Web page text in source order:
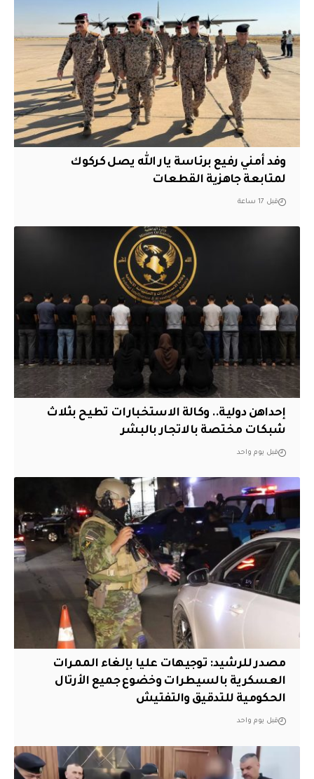
وفد أمني رفيع برئاسة يار الله يصل كركوك
لمتابعة جاهزية القطعات
قبل 17 ساعة
إحداهن دولية.. وكالة الاستخبارات تطيح بثلاث
شبكات مختصة بالاتجار بالبشر
قبل يوم واحد
مصدر للرشيد: توجيهات عليا بإلغاء الممرات
العسكرية بالسيطرات وخضوع جميع الأرتال
الحكومية للتدقيق والتفتيش
قبل يوم واحد